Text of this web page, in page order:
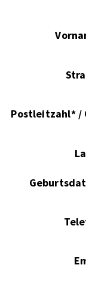
Postleitzahl* /